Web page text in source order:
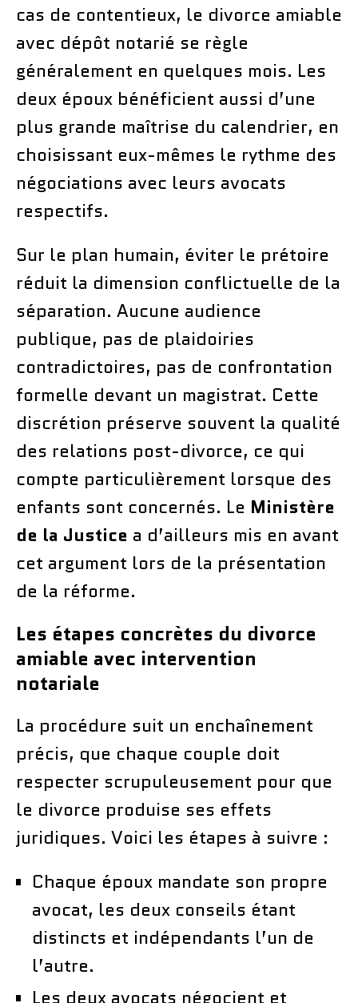
cas de contentieux, le divorce amiable
avec dépôt notarié se règle
généralement en quelques mois. Les
deux époux bénéficient aussi d’une
plus grande maîtrise du calendrier, en
choisissant eux-mêmes le rythme des
négociations avec leurs avocats
respectifs.
Sur le plan humain, éviter le prétoire
réduit la dimension conflictuelle de la
séparation. Aucune audience
publique, pas de plaidoiries
contradictoires, pas de confrontation
formelle devant un magistrat. Cette
discrétion préserve souvent la qualité
des relations post-divorce, ce qui
compte particulièrement lorsque des
enfants sont concernés. Le Ministère
de la Justice a d’ailleurs mis en avant
cet argument lors de la présentation
de la réforme.
Les étapes concrètes du divorce
amiable avec intervention
notariale
La procédure suit un enchaînement
précis, que chaque couple doit
respecter scrupuleusement pour que
le divorce produise ses effets
juridiques. Voici les étapes à suivre :
Chaque époux mandate son propre
avocat, les deux conseils étant
distincts et indépendants l’un de
l’autre.
Les deux avocats négocient et